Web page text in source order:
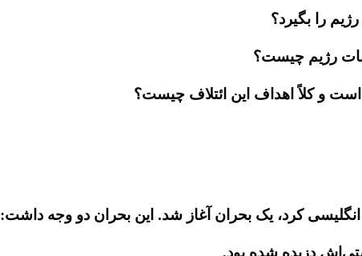
را بگیرد؟
رژیم چیست؟
و کلاً اهداف این ائتلاف چیست؟
کرد، یک بحران آغاز شد. این بحران دو وجه داشت:
دزیده شده بود.